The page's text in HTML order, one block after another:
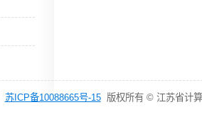
苏ICP备10088665号-15版权所有 © 江苏省计算